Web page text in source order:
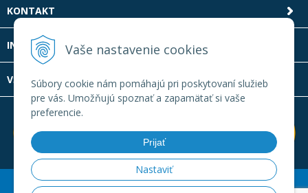
Vaše nastavenie cookies
Súbory cookie nám pomáhajú pri poskytovaní služieb
pre vás. Umožňujú spoznať a zapamätať si vaše
preferencie.
Prijať
Nastaviť
KONTAKT
INFOLINKA
VŠETKO O NÁKUPE